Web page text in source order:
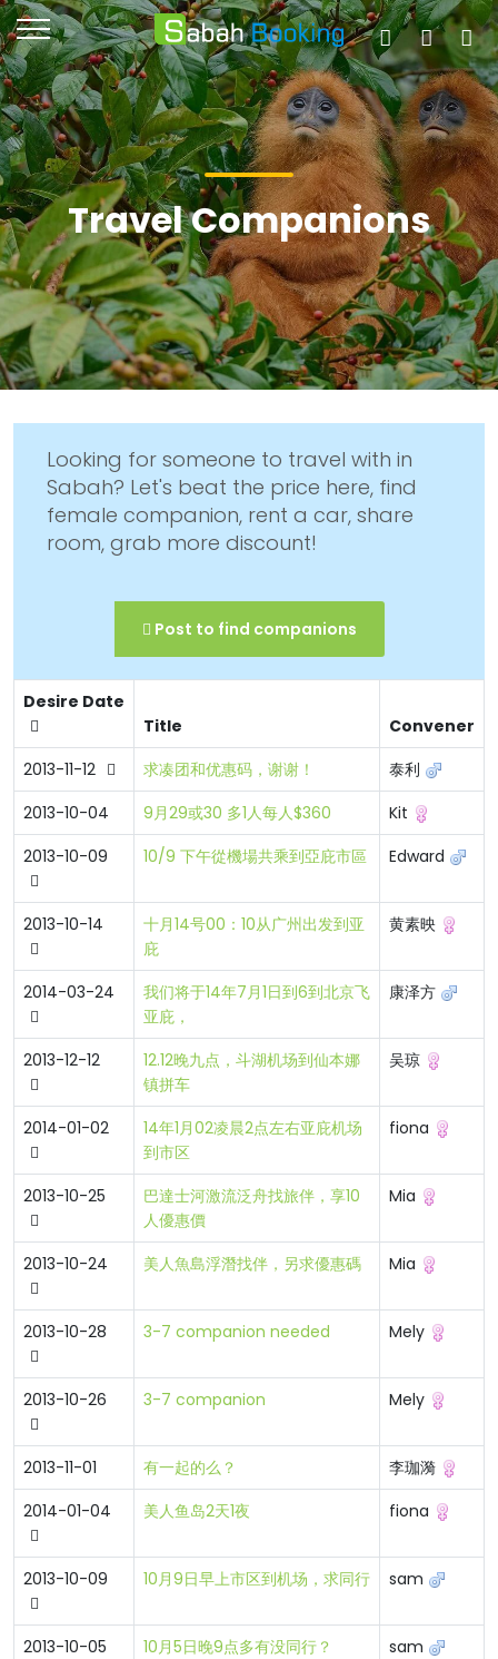
Travel Companions
Looking for someone to travel with in
Sabah? Let's beat the price here, find
female companion, rent a car, share
room, grab more discount!
Post to find companions
Desire Date
Title
Convener
2013-11-12
求凑团和优惠码，谢谢！
泰利
2013-10-04
9月29或30 多1人每人$360
Kit
2013-10-09
10/9 下午從機場共乘到亞庇市區 Edward
2013-10-14
十月14号00：10从广州出发到亚
庇
黄素映
2014-03-24
我们将于14年7月1日到6到北京飞
亚庇，
康泽方
2013-12-12
12.12晚九点，斗湖机场到仙本娜
镇拼车
吴琼
2014-01-02
14年1月02凌晨2点左右亚庇机场
到市区
fiona
2013-10-25
巴達士河激流泛舟找旅伴，享10
人優惠價
Mia
2013-10-24 美人魚島浮潛找伴，另求優惠碼 Mia
2013-10-28 3-7 companion needed Mely
2013-10-26 3-7 companion Mely
2013-11-01 有一起的么？
李珈漪
2014-01-04
美人鱼岛2天1夜 fiona
2013-10-09 10月9日早上市区到机场，求同行 sam
2013-10-05 10月5日晚9点多有没同行？ sam